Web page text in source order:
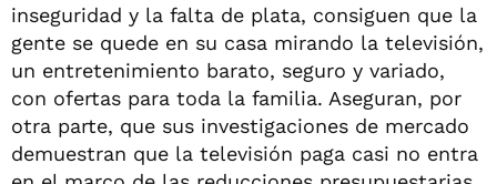
inseguridad y la falta de plata, consiguen que la
gente se quede en su casa mirando la televisión,
un entretenimiento barato, seguro y variado,
con ofertas para toda la familia. Aseguran, por
otra parte, que sus investigaciones de mercado
demuestran que la televisión paga casi no entra